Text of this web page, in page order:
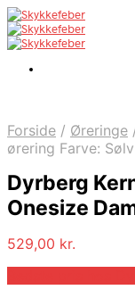
Forside / Øreringe
ørering Farve:
Dyrberg
Onesize
529,00 kr.